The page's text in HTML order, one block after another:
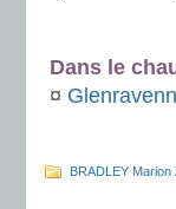
Dans le
¤
BRADLEY Marion